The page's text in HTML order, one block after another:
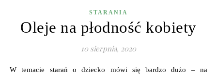
STARANIA
Oleje na płodność kobiety
10 sierpnia, 2020
W temacie starań o dziecko mówi się bardzo dużo – na